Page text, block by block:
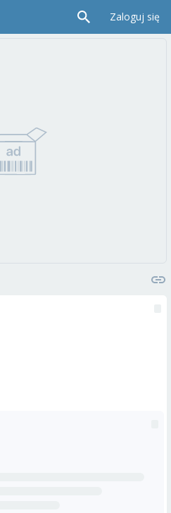
Zaloguj się